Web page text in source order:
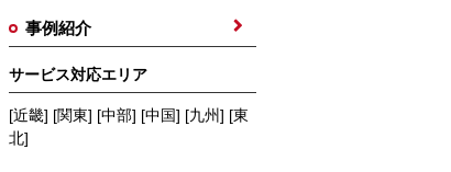
事例紹介
サービス対応エリア
[近畿] [関東] [中部] [中国] [九州] [東
北]